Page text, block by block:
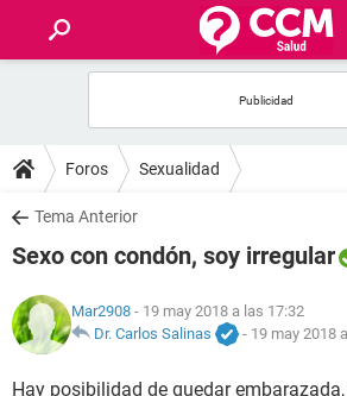
FOROS
SALUD
NUTRICIÓN
Foros Sexualidad
Tema Anterior
Sexo con condón, soy irregular
Mar2908 - 19 may 2018 a las 17:32
Dr. Carlos Salinas
- 19 may 2018
Hay posibilidad de quedar